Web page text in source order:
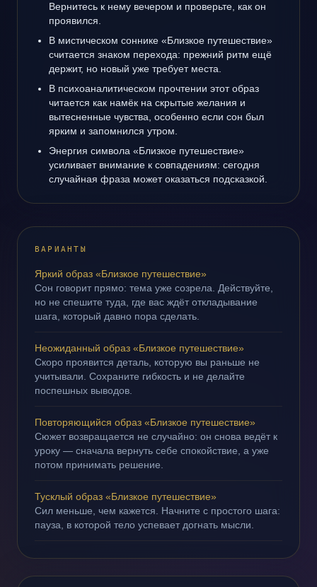
Вернитесь к нему вечером и проверьте, как он
проявился.
В мистическом соннике «Близкое путешествие»
считается знаком перехода: прежний ритм ещё
держит, но новый уже требует места.
В психоаналитическом прочтении этот образ
читается как намёк на скрытые желания и
вытесненные чувства, особенно если сон был
ярким и запомнился утром.
Энергия символа «Близкое путешествие»
усиливает внимание к совпадениям: сегодня
случайная фраза может оказаться подсказкой.
ВАРИАНТЫ
Яркий образ «Близкое путешествие»
Сон говорит прямо: тема уже созрела. Действуйте,
но не спешите туда, где вас ждёт откладывание
шага, который давно пора сделать.
Неожиданный образ «Близкое путешествие»
Скоро проявится деталь, которую вы раньше не
учитывали. Сохраните гибкость и не делайте
поспешных выводов.
Повторяющийся образ «Близкое путешествие»
Сюжет возвращается не случайно: он снова ведёт к
уроку — сначала вернуть себе спокойствие, а уже
потом принимать решение.
Тусклый образ «Близкое путешествие»
Сил меньше, чем кажется. Начните с простого шага:
пауза, в которой тело успевает догнать мысли.